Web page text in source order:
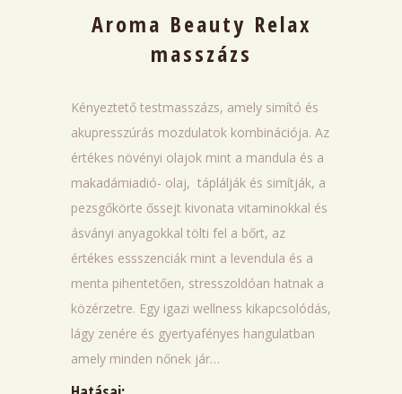
Aroma Beauty Relax
masszázs
Kényeztető testmasszázs, amely simító és
akupresszúrás mozdulatok kombinációja. Az
értékes növényi olajok mint a mandula és a
makadámiadió- olaj, táplálják és simítják, a
pezsgőkörte őssejt kivonata vitaminokkal és
ásványi anyagokkal tölti fel a bőrt, az
értékes essszenciák mint a levendula és a
menta pihentetően, stresszoldóan hatnak a
közérzetre. Egy igazi wellness kikapcsolódás,
lágy zenére és gyertyafényes hangulatban
amely minden nőnek jár…